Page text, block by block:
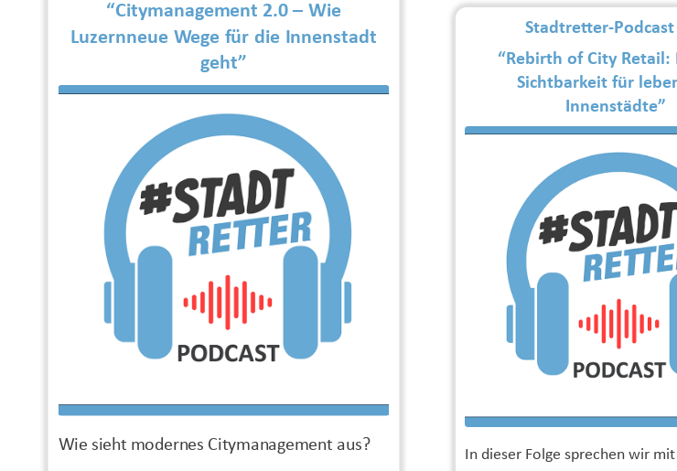
“Citymanagement 2.0 – Wie
Luzernneue Wege für die Innenstadt
geht”
Wie sieht modernes Citymanagement aus?
Stadtretter-Podcast
“Rebirth of City Retail:
Sichtbarkeit für
Innenstädte”
In dieser Folge sprechen wir mit